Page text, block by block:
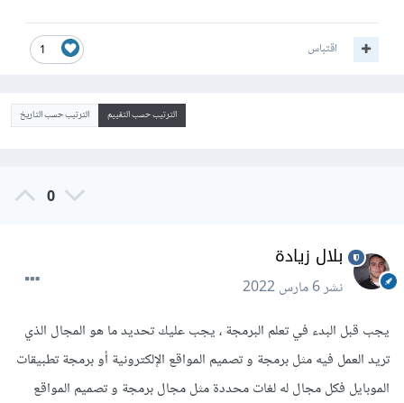
1 اقتباس
الترتيب حسب التقييم الترتيب حسب التاريخ
0
بلال زيادة
نشر6 مارس 2022
يجب قبل البدء في تعلم البرمجة ، يجب عليك تحديد ما هو المجال الذي
تريد العمل فيه مثل برمجة و تصميم المواقع الإلكترونية أو برمجة تطبيقات
الموبايل فكل مجال له لغات محددة مثل مجال برمجة و تصميم المواقع